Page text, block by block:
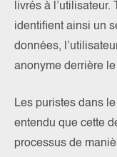
livrés à l’utilisateur.
identifient ainsi un
données,
anonyme derrière
Les puristes dans
entendu que cette
processus de